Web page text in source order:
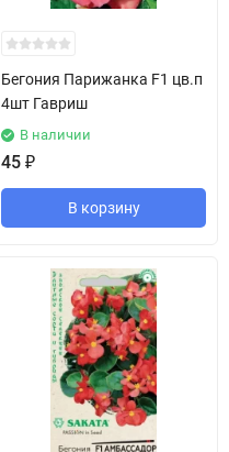
Бегония Парижанка F1 цв.п
4шт Гавриш
В наличии
45 ₽
В корзину